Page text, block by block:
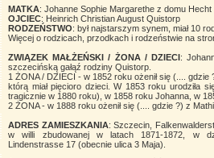
MATKA: Johanne Sophie Margarethe z domu Hecht
OJCIEC: Heinrich Christian August Quistorp
RODZEŃSTWO: był najstarszym synem, miał 10
Więcej o rodzicach, przodkach i rodzeństwie na
ZWIĄZEK MAŁŻEŃSKI / ŻONA / DZIECI:
szczecińską gałąź rodziny Quistorp.
1 ŻONA / DZIECI - w 1852 roku ożenił się (....
którą miał pięcioro dzieci. W 1853 roku urodziła
tragicznie w 1880 roku), w 1858 roku Johanna, w
2 ŻONA - w 1888 roku ożenił się (.... gdzie ?) z
ADRES ZAMIESZKANIA: Szczecin,
w willi zbudowanej w latach 1871-1872, w
Lindenstrasse 17 (obecnie ulica 3 Maja).